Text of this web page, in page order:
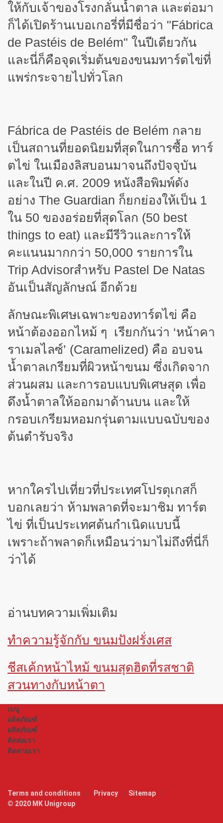
ให้กับเจ้าของโรงกลั่นน้ำตาล และต่อมา
ก็ได้เปิดร้านเบอเกอรี่ที่มีชื่อว่า "Fábrica
de Pastéis de Belém" ในปีเดียวกัน
และนี่ก็คือจุดเริ่มต้นของขนมทาร์ตไข่ที่
แพร่กระจายไปทั่วโลก
Fábrica de Pastéis de Belém กลาย
เป็นสถานที่ยอดนิยมที่สุดในการซื้อ ทาร์
ตไข่ ในเมืองลิสบอนมาจนถึงปัจจุบัน
และในปี ค.ศ. 2009 หนังสือพิมพ์ดัง
อย่าง The Guardian ก็ยกย่องให้เป็น 1
ใน 50 ของอร่อยที่สุดโลก (50 best
things to eat) และมีรีวิวและการให้
คะแนนมากกว่า 50,000 รายการใน
Trip Advisorสำหรับ Pastel De Natas
อันเป็นสัญลักษณ์ อีกด้วย
ลักษณะพิเศษเฉพาะของทาร์ตไข่ คือ
หน้าต้องออกไหม้ ๆ เรียกกันว่า ‘หน้าคา
ราเมลไลซ์’ (Caramelized) คือ อบจน
น้ำตาลเกรียมที่ผิวหน้าขนม ซึ่งเกิดจาก
ส่วนผสม และการอบแบบพิเศษสุด เพื่อ
ดึงน้ำตาลให้ออกมาด้านบน และให้
กรอบเกรียมหอมกรุ่นตามแบบฉบับของ
ต้นตำรับจริง
หากใครไปเที่ยวที่ประเทศโปรตุเกสก็
บอกเลยว่า ห้ามพลาดที่จะมาชิม ทาร์ต
ไข่ ที่เป็นประเทศต้นกำเนิดแบบนี้
เพราะถ้าพลาดก็เหมือนว่ามาไม่ถึงที่นี่ก็
ว่าได้
อ่านบทความเพิ่มเติม
ทำความรู้จักกับ ขนมปังฝรั่งเศส
ชีสเค้กหน้าไหม้ ขนมสุดฮิตที่รสชาติ
สวนทางกับหน้าตา
เมนู
ผลิตภัณฑ์
ผลิตภัณฑ์
ติดต่อเรา
ติดตามเรา
Terms and conditions Privacy
Sitemap
© 2020 MK Unigroup